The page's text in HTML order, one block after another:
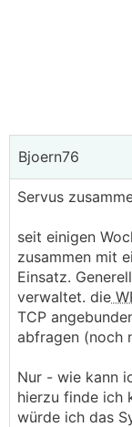
Bjoern76
Servus
seit einigen
zusammen mit
Einsatz.
verwaltet. die
TCP
abfragen (noch
Nur - wie kann
hierzu finde ich
würde ich das